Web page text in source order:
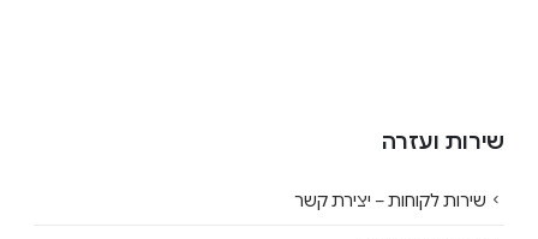
שירות ועזרה
שירות לקוחות – יצירת קשר